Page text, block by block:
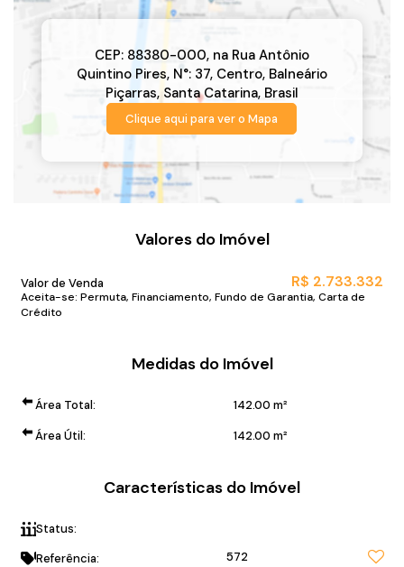
CEP: 88380-000, na Rua Antônio
Quintino Pires, N°:37, Centro, Balneário
Piçarras, Santa Catarina, Brasil
Clique aqui para ver o Mapa
Valores do Imóvel
R$ 2.733.332
Valor de Venda
Aceita-se: Permuta, Financiamento, Fundo de Garantia, Carta de
Crédito
Medidas do Imóvel
Área Total: 142.00 m²
Área Útil:
142.00 m²
Características do Imóvel
Status:
Referência: 572